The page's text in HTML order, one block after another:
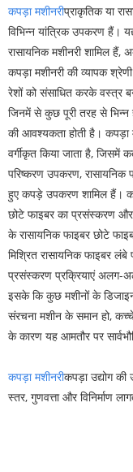
कपड़ा मशीनरीप्राकृतिक या
विभिन्न यांत्रिक उपकरण हैं।
रासायनिक मशीनरी शामिल हैं,
कपड़ा मशीनरी की व्यापक
रेशों को संसाधित करके वस्त्र
जिनमें से कुछ पूरी तरह से भिन्न
की आवश्यकता होती है। कपड़ा
वर्गीकृत किया जाता है,
परिष्करण उपकरण,
हुए कपड़े उपकरण शामिल हैं।
छोटे फाइबर का प्रसंस्करण
के रासायनिक फाइबर छोटे
मिश्रित रासायनिक फाइबर
प्रसंस्करण प्रक्रियाएं अलग-
इसके कि कुछ मशीनों के
संरचना मशीन के समान हो,
के कारण यह आमतौर पर
कपड़ा मशीनरीकपड़ा उद्योग
स्तर, गुणवत्ता और विनिर्माण